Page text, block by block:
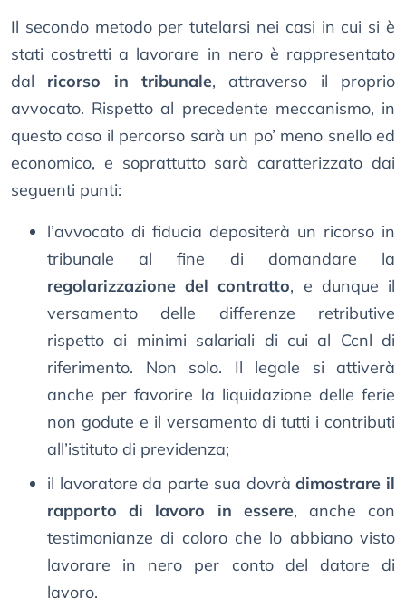
Il secondo metodo per tutelarsi nei casi in cui si è
stati costretti a lavorare in nero è rappresentato
dal ricorso in tribunale, attraverso il proprio
avvocato. Rispetto al precedente meccanismo, in
questo caso il percorso sarà un po’ meno snello ed
economico, e soprattutto sarà caratterizzato dai
seguenti punti:
l’avvocato di fiducia depositerà un ricorso in
tribunale al fine di domandare la
regolarizzazione del contratto, e dunque il
versamento delle differenze retributive
rispetto ai minimi salariali di cui al Ccnl di
riferimento. Non solo. Il legale si attiverà
anche per favorire la liquidazione delle ferie
non godute e il versamento di tutti i contributi
all’istituto di previdenza;
il lavoratore da parte sua dovràdimostrare il
rapporto di lavoro in essere, anche con
testimonianze di coloro che lo abbiano visto
lavorare in nero per conto del datore di
lavoro.